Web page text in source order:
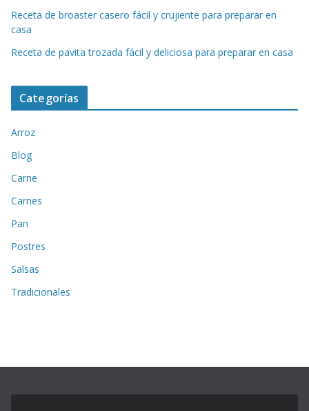
Receta de broaster casero fácil y crujiente para preparar en
casa
Receta de pavita trozada fácil y deliciosa para preparar en casa
Categorías
Arroz
Blog
Carne
Carnes
Pan
Postres
Salsas
Tradicionales